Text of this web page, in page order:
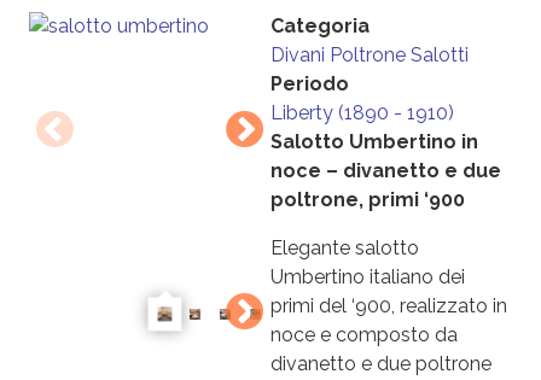
Categoria
Divani Poltrone Salotti
Periodo
Liberty (1890 - 1910)
Salotto Umbertino in
noce – divanetto e due
poltrone, primi ‘900
Elegante salotto
Umbertino italiano dei
primi del ‘900, realizzato in
noce e composto da
divanetto e due poltrone